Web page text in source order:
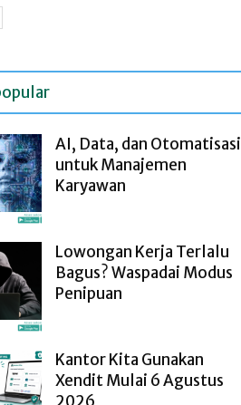
AI, Data, dan Otomatisasi
untuk Manajemen
Karyawan
Lowongan Kerja Terlalu
Bagus? Waspadai Modus
Penipuan
Kantor Kita Gunakan
Xendit Mulai 6 Agustus